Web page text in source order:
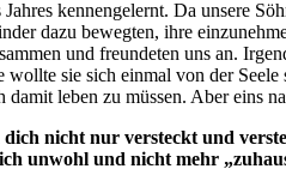
kennengelernt. Da unsere
dazu bewegten, ihre
und freundeten uns an.
sie sich einmal von der
leben zu müssen. Aber eins
nicht nur versteckt und
unwohl und nicht mehr